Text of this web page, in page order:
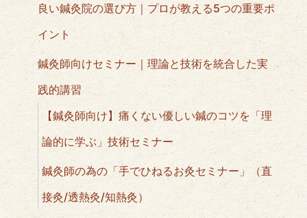
良い鍼灸院の選び方｜プロが教える5つの重要ポ
イント
鍼灸師向けセミナー｜理論と技術を統合した実
践的講習
【鍼灸師向け】痛くない優しい鍼のコツを「理
論的に学ぶ」技術セミナー
鍼灸師の為の「手でひねるお灸セミナー」（直
接灸/透熱灸/知熱灸）